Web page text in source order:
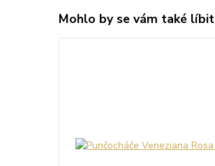
Mohlo by se vám také líbit